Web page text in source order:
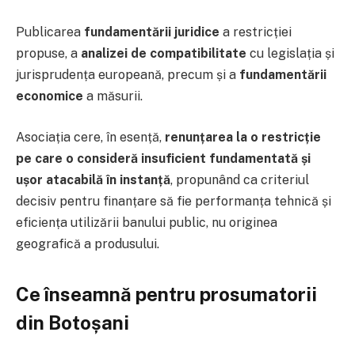
Publicarea fundamentării juridice a restricției
propuse, a analizei de compatibilitate cu legislația și
jurisprudența europeană, precum și a fundamentării
economice a măsurii.
Asociația cere, în esență, renunțarea la o restricție
pe care o consideră insuficient fundamentată și
ușor atacabilă în instanță, propunând ca criteriul
decisiv pentru finanțare să fie performanța tehnică și
eficiența utilizării banului public, nu originea
geografică a produsului.
Ce înseamnă pentru prosumatorii
din Botoșani